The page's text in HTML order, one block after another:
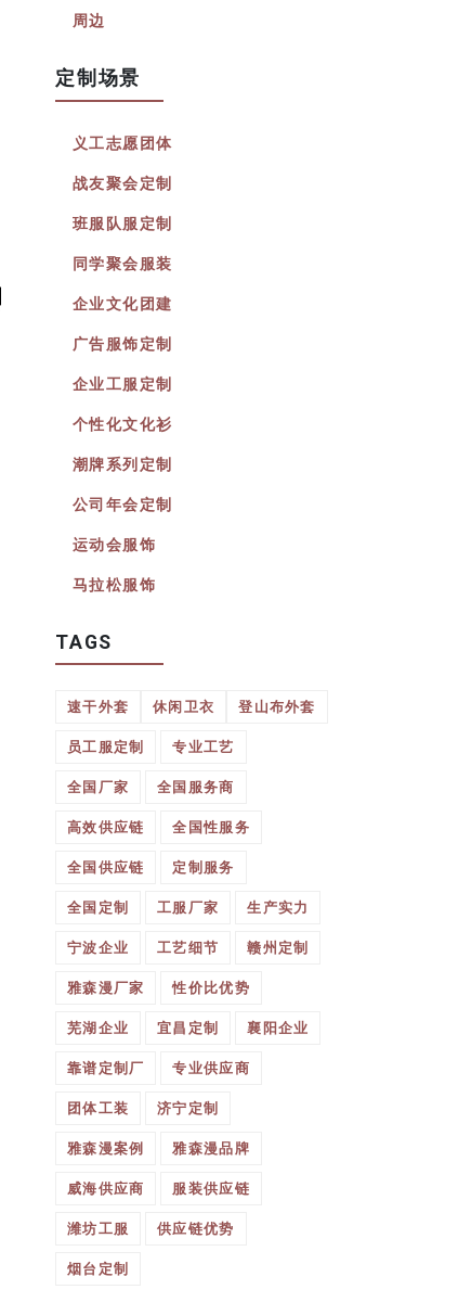
周边
定制场景
义工志愿团体
战友聚会定制
班服队服定制
同学聚会服装
企业文化团建
广告服饰定制
企业工服定制
个性化文化衫
潮牌系列定制
公司年会定制
运动会服饰
马拉松服饰
TAGS
速干外套 休闲卫衣 登山布外套
员工服定制 专业工艺
全国厂家 全国服务商
高效供应链 全国性服务
全国供应链 定制服务
全国定制 工服厂家 生产实力
宁波企业 工艺细节 赣州定制
雅森漫厂家 性价比优势
芜湖企业 宜昌定制 襄阳企业
靠谱定制厂 专业供应商
团体工装 济宁定制
雅森漫案例 雅森漫品牌
威海供应商 服装供应链
潍坊工服 供应链优势
烟台定制